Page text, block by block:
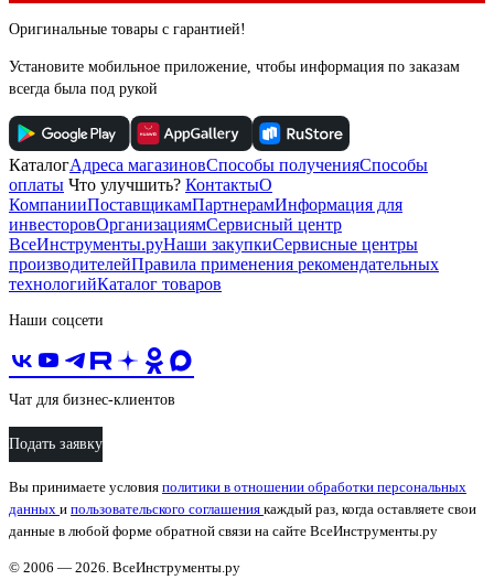
Оригинальные товары с гарантией!
Установите мобильное приложение, чтобы информация по заказам
всегда была под рукой
КаталогАдреса магазиновСпособы полученияСпособы
оплаты Что улучшить? КонтактыО
КомпанииПоставщикамПартнерамИнформация для
инвесторовОрганизациямСервисный центр
ВсеИнструменты.руНаши закупкиСервисные центры
производителейПравила применения рекомендательных
технологийКаталог товаров
Наши соцсети
Чат для бизнес-клиентов
Подать заявку
Вы принимаете условия политики в отношении обработки персональных
данных и пользовательского соглашения каждый раз, когда оставляете свои
данные в любой форме обратной связи на сайте ВсеИнструменты.ру
© 2006 — 2026. ВсеИнструменты.ру